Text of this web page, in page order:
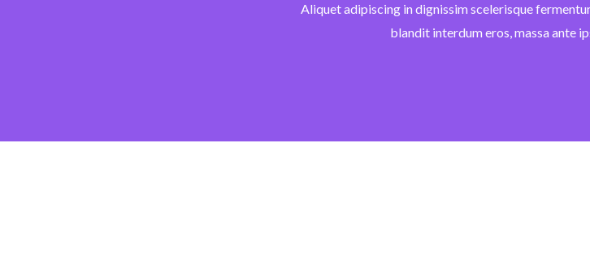
Aliquet adipiscing in dignissim scelerisque
blandit interdum eros, massa ante